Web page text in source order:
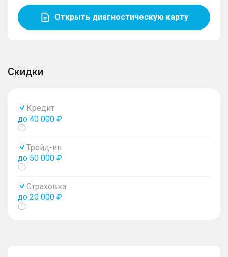
Открыть диагностическую карту
Скидки
Кредит
до 40 000 ₽
Показать
Трейд-ин
до 50 000 ₽
Показать
Страховка
до 20 000 ₽
Показать